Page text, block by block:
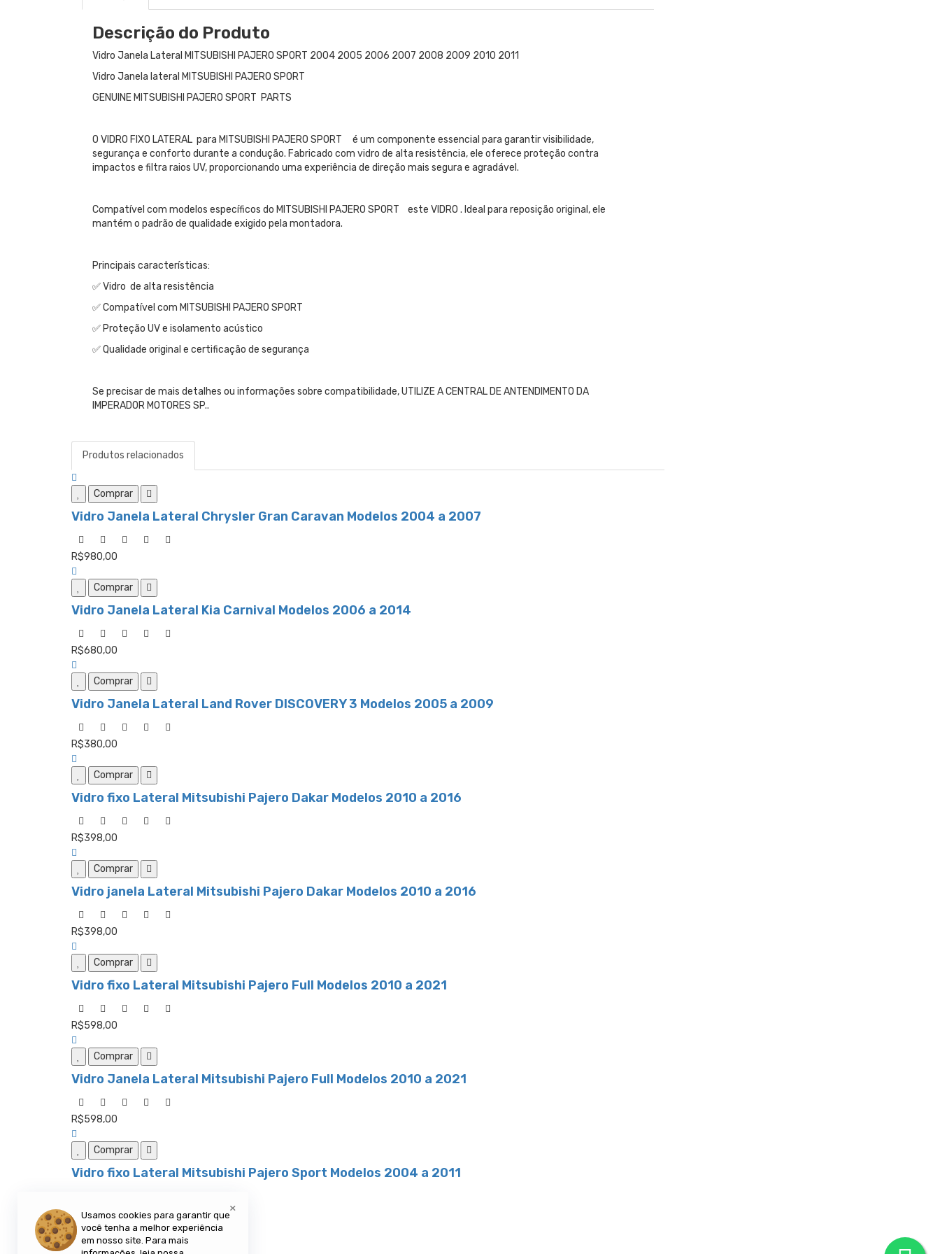
Descrição do Produto
Vidro Janela Lateral MITSUBISHI PAJERO SPORT 2004 2005 2006 2007 2008 2009 2010 2011
Vidro Janela lateral MITSUBISHI PAJERO SPORT
GENUINE MITSUBISHI PAJERO SPORT PARTS
O VIDRO FIXO LATERAL para MITSUBISHI PAJERO SPORT é um componente essencial para garantir visibilidade,
segurança e conforto durante a condução. Fabricado com vidro de alta resistência, ele oferece proteção contra
impactos e filtra raios UV, proporcionando uma experiência de direção mais segura e agradável.
Compatível com modelos específicos do MITSUBISHI PAJERO SPORT este VIDRO . Ideal para reposição original, ele
mantém o padrão de qualidade exigido pela montadora.
Principais características:
✅ Vidro de alta resistência
✅ Compatível com MITSUBISHI PAJERO SPORT
✅ Proteção UV e isolamento acústico
✅ Qualidade original e certificação de segurança
Se precisar de mais detalhes ou informações sobre compatibilidade, UTILIZE A CENTRAL DE ANTENDIMENTO DA
IMPERADOR MOTORES SP..
Produtos relacionados
Comprar
Vidro Janela Lateral Chrysler Gran Caravan Modelos 2004 a 2007
R$980,00
Comprar
Vidro Janela Lateral Kia Carnival Modelos 2006 a 2014
R$680,00
Comprar
Vidro Janela Lateral Land Rover DISCOVERY 3 Modelos 2005 a 2009
R$380,00
Comprar
Vidro fixo Lateral Mitsubishi Pajero Dakar Modelos 2010 a 2016
R$398,00
Comprar
Vidro janela Lateral Mitsubishi Pajero Dakar Modelos 2010 a 2016
R$398,00
Comprar
Vidro fixo Lateral Mitsubishi Pajero Full Modelos 2010 a 2021
R$598,00
Comprar
Vidro Janela Lateral Mitsubishi Pajero Full Modelos 2010 a 2021
R$598,00
Comprar
Vidro fixo Lateral Mitsubishi Pajero Sport Modelos 2004 a 2011
R$498,00
Comprar
Usamos cookies para garantir que
você tenha a melhor experiência
em nosso site. Para mais
×